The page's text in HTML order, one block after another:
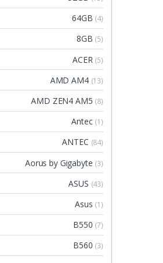
64GB (4)
8GB (5)
ACER (5)
AMD AM4 (13)
AMD ZEN4 AM5 (8)
Antec (1)
ANTEC (84)
Aorus by Gigabyte (3)
ASUS (43)
Asus (1)
B550 (7)
B560 (3)